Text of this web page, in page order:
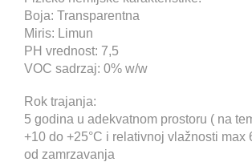
Boja: Transparentna
Miris: Limun
PH vrednost: 7,5
VOC sadrzaj: 0% w/w
Rok trajanja:
5 godina u adekvatnom prostoru ( na
+10 do +25°C i relativnoj vlažnosti max
od zamrzavanja